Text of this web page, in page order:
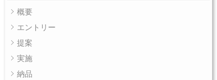
概要
エントリー
提案
実施
納品